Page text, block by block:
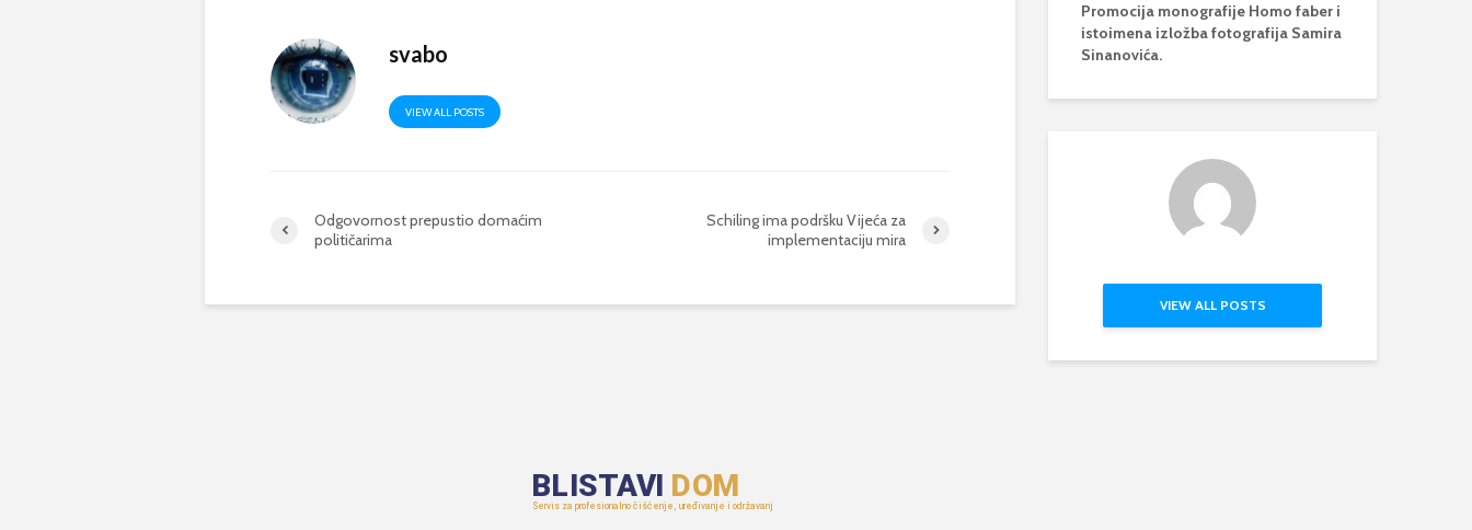
svabo
VIEW ALL POSTS
Odgovornost prepustio domaćim
političarima
Schiling ima podršku Vijeća za
implementaciju mira
Promocija monografije Homo faber i
istoimena izložba fotografija Samira
Sinanovića.
VIEW ALL POSTS